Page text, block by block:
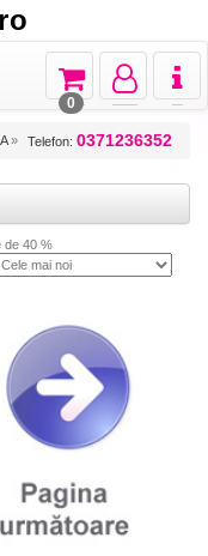
Toggle
Toggle
navigation
Toggle
navigation
0
» Telefon: 0371236352
de 40 %